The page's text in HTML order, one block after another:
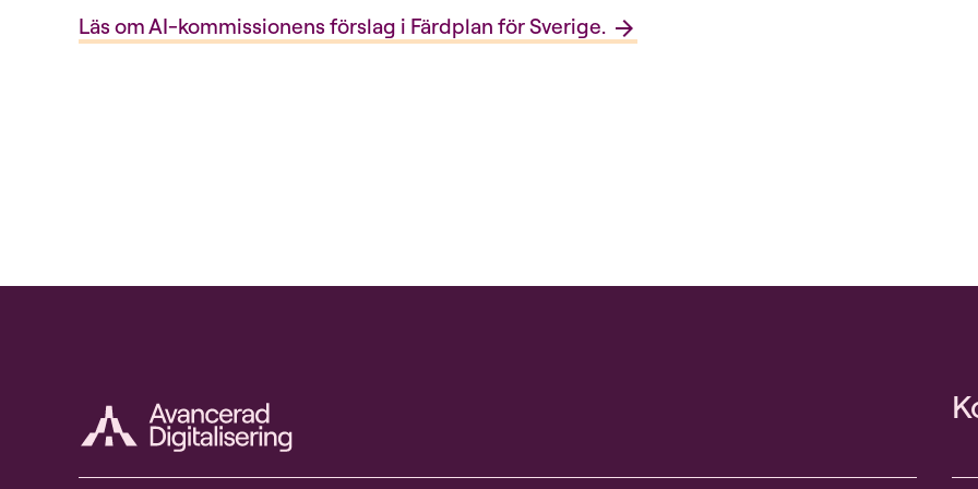
Läs om AI-kommissionens förslag i Färdplan för Sverige.